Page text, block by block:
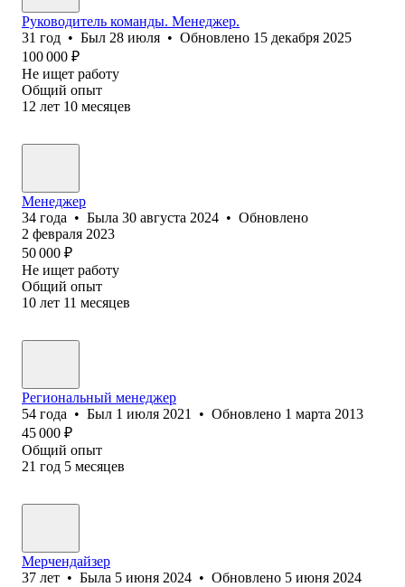
Руководитель команды. Менеджер.
31 год • Был 28 июля • Обновлено 15 декабря 2025
100 000 ₽
Не ищет работу
Общий опыт
12 лет 10 месяцев
Менеджер
34 года • Была 30 августа 2024 • Обновлено
2 февраля 2023
50 000 ₽
Не ищет работу
Общий опыт
10 лет 11 месяцев
Региональный менеджер
54 года • Был 1 июля 2021 • Обновлено 1 марта 2013
45 000 ₽
Общий опыт
21 год 5 месяцев
Мерчендайзер
37 лет • Была 5 июня 2024 • Обновлено 5 июня 2024